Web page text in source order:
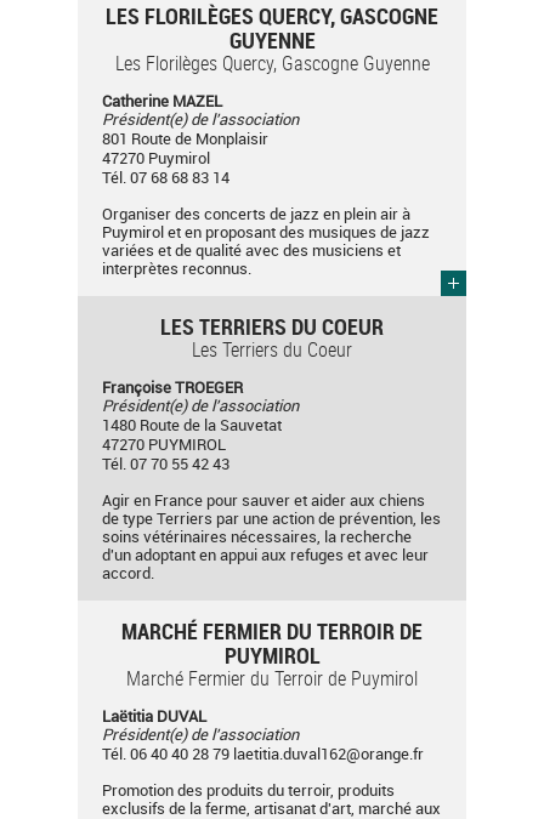
LES FLORILÈGES QUERCY, GASCOGNE
GUYENNE
Les Florilèges Quercy, Gascogne Guyenne
Catherine MAZEL
Président(e) de l'association
801 Route de Monplaisir
47270 Puymirol
Tél. 07 68 68 83 14
Organiser des concerts de jazz en plein air à
Puymirol et en proposant des musiques de jazz
variées et de qualité avec des musiciens et
interprètes reconnus.
LES TERRIERS DU COEUR
Les Terriers du Coeur
Françoise TROEGER
Président(e) de l'association
1480 Route de la Sauvetat
47270 PUYMIROL
Tél. 07 70 55 42 43
Agir en France pour sauver et aider aux chiens
de type Terriers par une action de prévention, les
soins vétérinaires nécessaires, la recherche
d'un adoptant en appui aux refuges et avec leur
accord.
MARCHÉ FERMIER DU TERROIR DE
PUYMIROL
Marché Fermier du Terroir de Puymirol
Laëtitia DUVAL
Président(e) de l'association
Tél. 06 40 40 28 79 laetitia.duval162@orange.fr
Promotion des produits du terroir, produits
exclusifs de la ferme, artisanat d'art, marché aux